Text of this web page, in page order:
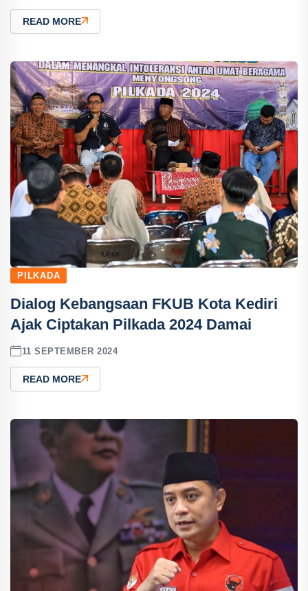
READ MORE
PILKADA
Dialog Kebangsaan FKUB Kota Kediri
Ajak Ciptakan Pilkada 2024 Damai
11 SEPTEMBER 2024
READ MORE